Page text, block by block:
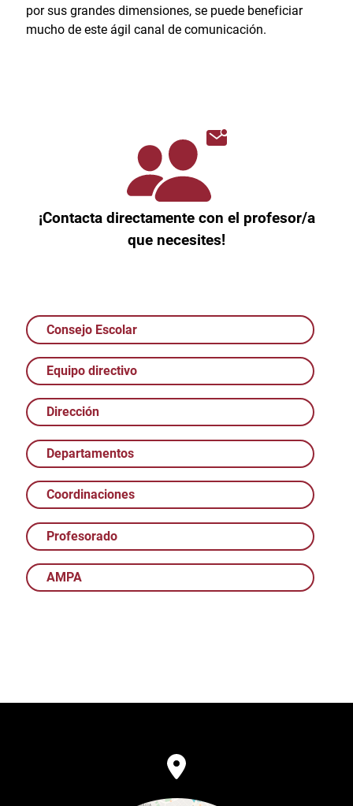
por sus grandes dimensiones, se puede beneficiar
mucho de este ágil canal de comunicación.
¡Contacta directamente con el profesor/a
que necesites!
Consejo Escolar
Equipo directivo
Dirección
Departamentos
Coordinaciones
Profesorado
AMPA